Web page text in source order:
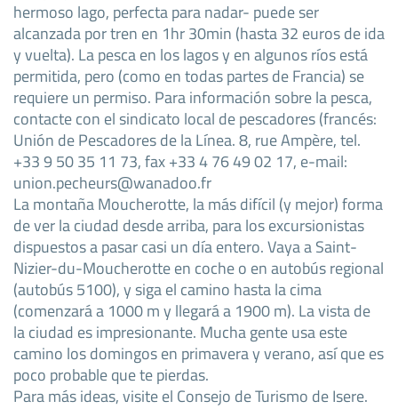
hermoso lago, perfecta para nadar- puede ser
alcanzada por tren en 1hr 30min (hasta 32 euros de ida
y vuelta). La pesca en los lagos y en algunos ríos está
permitida, pero (como en todas partes de Francia) se
requiere un permiso. Para información sobre la pesca,
contacte con el sindicato local de pescadores (francés:
Unión de Pescadores de la Línea. 8, rue Ampère, tel.
+33 9 50 35 11 73, fax +33 4 76 49 02 17, e-mail:
union.pecheurs@wanadoo.fr
La montaña Moucherotte, la más difícil (y mejor) forma
de ver la ciudad desde arriba, para los excursionistas
dispuestos a pasar casi un día entero. Vaya a Saint-
Nizier-du-Moucherotte en coche o en autobús regional
(autobús 5100), y siga el camino hasta la cima
(comenzará a 1000 m y llegará a 1900 m). La vista de
la ciudad es impresionante. Mucha gente usa este
camino los domingos en primavera y verano, así que es
poco probable que te pierdas.
Para más ideas, visite el Consejo de Turismo de Isere.